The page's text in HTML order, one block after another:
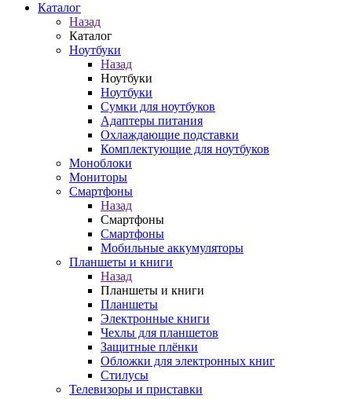
Каталог
Назад
Каталог
Ноутбуки
Назад
Ноутбуки
Ноутбуки
Сумки для ноутбуков
Адаптеры питания
Охлаждающие подставки
Комплектующие для ноутбуков
Моноблоки
Мониторы
Смартфоны
Назад
Смартфоны
Смартфоны
Мобильные аккумуляторы
Планшеты и книги
Назад
Планшеты и книги
Планшеты
Электронные книги
Чехлы для планшетов
Защитные плёнки
Обложки для электронных книг
Стилусы
Телевизоры и приставки